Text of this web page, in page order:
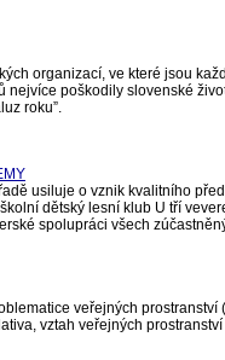
organizací, ve které jsou
poškodily slovenské
roku”.
usiluje o vznik kvalitního
dětský lesní klub U tří
spolupráci všech
veřejných prostranství
vztah veřejných